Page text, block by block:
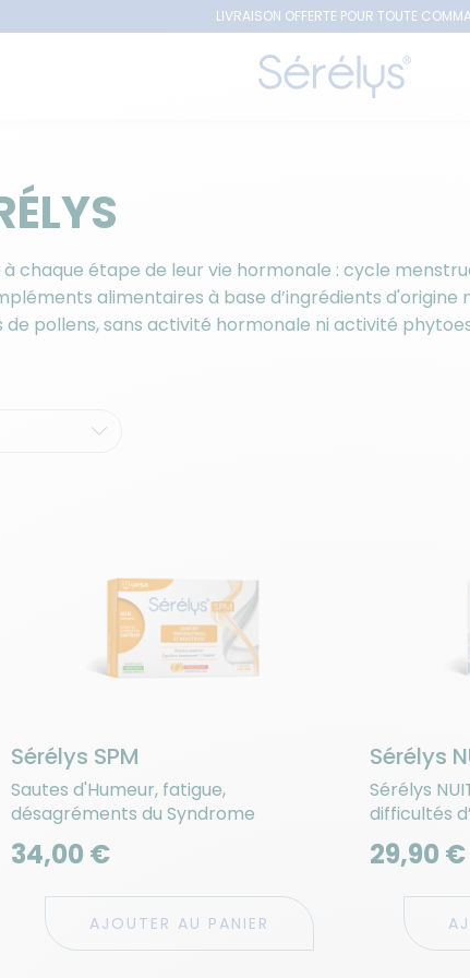
LIVRAISON OFFERTE POUR TOUTE
chaque étape de leur vie hormonale : cycle
alimentaires à base d’ingrédients
pollens, sans activité hormonale ni activité
Sérélys SPM
Sautes d'Humeur, fatigue,
désagréments du Syndrome
Prémenstruel
34,00 €
AJOUTER AU PANIER
Sérélys
Sérélys
difficultés
sueurs
29,90 €